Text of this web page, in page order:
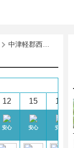
中津軽郡西目屋村
12
安心
15
安心
18
安心